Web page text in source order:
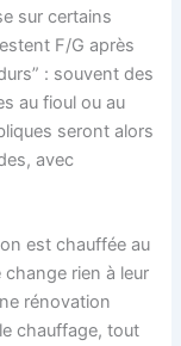
sur certains
F/G après
: souvent des
au fioul ou au
seront alors
avec
est chauffée au
rien à leur
rénovation
chauffage, tout